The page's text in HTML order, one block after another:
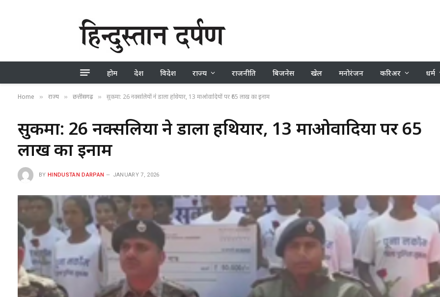
होम देश विदेश राज्य राजनीति बिजनेस खेल मनोरंजन करिअर धर्म
Home » राज्य » छत्तीसगढ़ » सुकमा: 26 नक्सलियों ने डाला हथियार, 13 माओवादियों पर ₹65 लाख का इनाम
सुकमा: 26 नक्सलियों ने डाला हथियार, 13 माओवादियों पर ₹65
लाख का इनाम
BY HINDUSTAN DARPAN JANUARY 7, 2026